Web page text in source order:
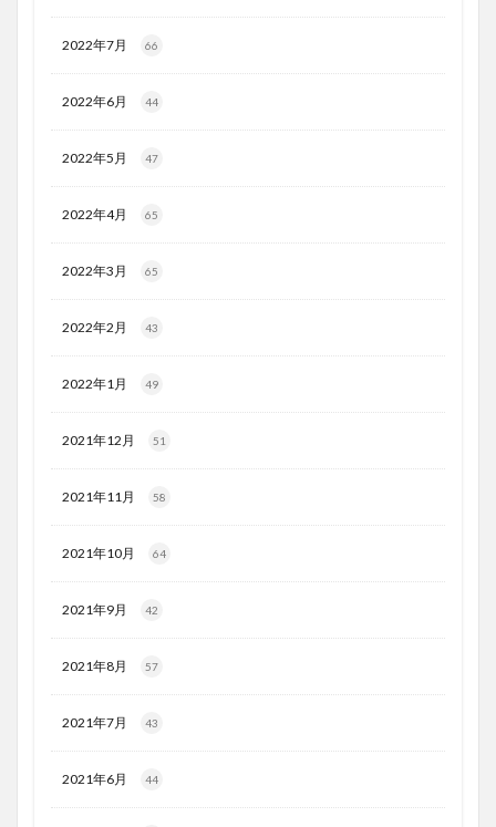
2022年7月 66
2022年6月 44
2022年5月 47
2022年4月 65
2022年3月 65
2022年2月 43
2022年1月 49
2021年12月 51
2021年11月 58
2021年10月 64
2021年9月 42
2021年8月 57
2021年7月 43
2021年6月 44